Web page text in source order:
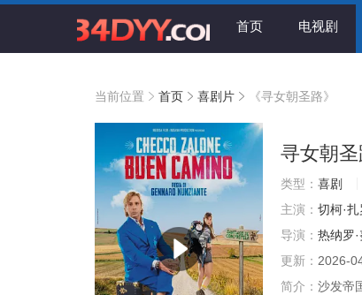
首页 电视剧
当前位置 首页 喜剧片 《寻女朝圣路》
寻女朝圣
类型： 喜剧
主演： 切柯·
导演： 热纳罗
更新： 2026-
简介： 沙发帝